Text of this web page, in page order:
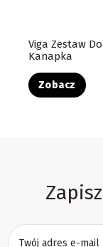
Viga Zestaw
Kanapka
Zobacz